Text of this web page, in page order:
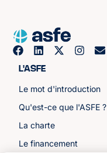
L'ASFE
Le mot d'introduction
Qu'est-ce que l'ASFE ?
La charte
Le financement